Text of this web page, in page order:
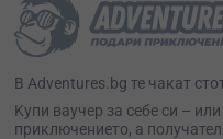
В Adventures.bg те чакат
Kупи ваучер за себе си –
приключението, а